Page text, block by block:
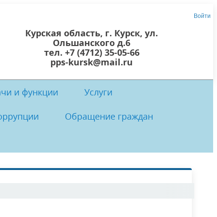
Войти
Курская область, г. Курск, ул.
Ольшанского д.6
тел. +7 (4712) 35-05-66
pps-kursk@mail.ru
и функции Услуги
Обращение граждан